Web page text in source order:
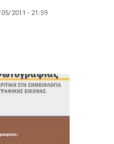
2011 - 21:59